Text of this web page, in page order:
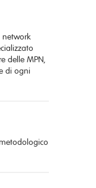
network
delle MPN,
di ogni